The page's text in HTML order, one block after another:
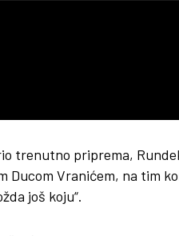
trenutno priprema,
Vranićem, na tim
još koju“.